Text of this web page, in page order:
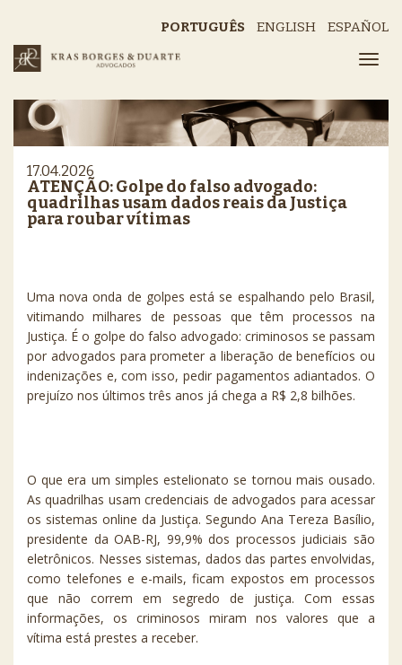
PORTUGUÊS ENGLISH ESPAÑOL
17.04.2026
ATENÇÃO: Golpe do falso advogado:
quadrilhas usam dados reais da Justiça
para roubar vítimas
Uma nova onda de golpes está se espalhando pelo Brasil,
vitimando milhares de pessoas que têm processos na
Justiça. É o golpe do falso advogado: criminosos se passam
por advogados para prometer a liberação de benefícios ou
indenizações e, com isso, pedir pagamentos adiantados. O
prejuízo nos últimos três anos já chega a R$ 2,8 bilhões.
O que era um simples estelionato se tornou mais ousado.
As quadrilhas usam credenciais de advogados para acessar
os sistemas online da Justiça. Segundo Ana Tereza Basílio,
presidente da OAB-RJ, 99,9% dos processos judiciais são
eletrônicos. Nesses sistemas, dados das partes envolvidas,
como telefones e e-mails, ficam expostos em processos
que não correm em segredo de justiça. Com essas
informações, os criminosos miram nos valores que a
vítima está prestes a receber.